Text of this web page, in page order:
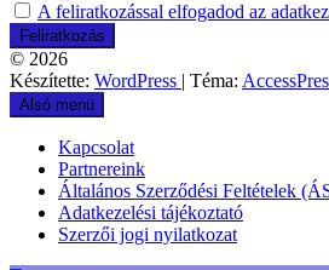
A feliratkozással elfogadod az
© 2026
Készítette: WordPress | Téma:
Alsó menü
Kapcsolat
Partnereink
Általános Szerződési Feltételek
Adatkezelési tájékoztató
Szerzői jogi nyilatkozat